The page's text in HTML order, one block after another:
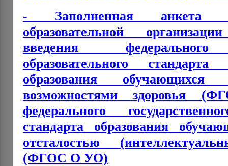
- Заполненная анкета
образовательной
введения федерального
образовательного
образования
возможностями
федерального
стандарта образования
отсталостью
(ФГОС О УО)